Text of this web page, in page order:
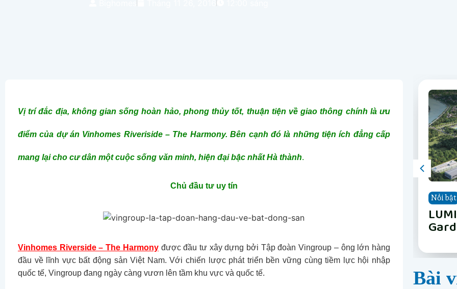
Vị trí đắc địa, không gian sống hoàn hảo, phong thủy tốt, thuận tiện về giao thông chính là ưu
điểm của dự án Vinhomes Riveriside – The Harmony. Bên cạnh đó là những tiện ích đẳng cấp
mang lại cho cư dân một cuộc sống văn minh, hiện đại bậc nhất Hà thành.
Chủ đầu tư uy tín
Vinhomes Riverside – The Harmonyđược đầu tư xây dựng bởi Tập đoàn Vingroup – ông lớn hàng
đầu về lĩnh vực bất động sản Việt Nam. Với chiến lược phát triển bền vững cùng tiềm lực hội nhập
quốc tế, Vingroup đang ngày càng vươn lên tầm khu vực và quốc tế.
Nổi bật
Nổi bật
The
Nổi bật
Nổi bật
Nổi bật
Nổi bật
Long
Nổi bật
Nổi bật
The
Bài